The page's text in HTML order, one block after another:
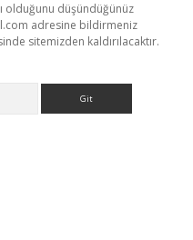
olduğunu düşündüğünüz
adresine bildirmeniz
sitemizden kaldırılacaktır.